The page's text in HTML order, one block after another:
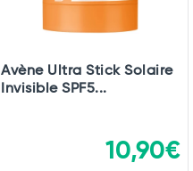
Avène Ultra Stick Solaire
Invisible SPF5...
10,90€